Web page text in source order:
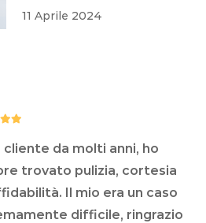
11 Aprile 2024
cliente da molti anni, ho
trovato pulizia, cortesia
Il mio era un caso
difficile, ringrazio